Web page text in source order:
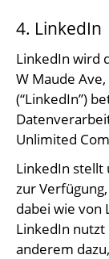
4. LinkedIn
LinkedIn wird
W Maude
(“LinkedIn”)
Unlimited
LinkedIn
zur
dabei wie von
LinkedIn
anderem